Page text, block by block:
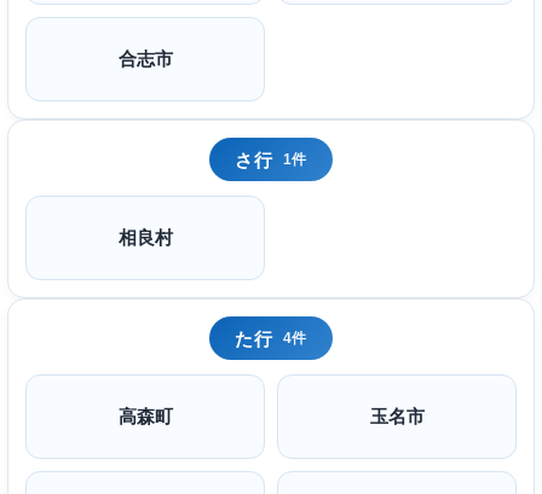
合志市
さ行 1件
相良村
た行 4件
高森町 玉名市